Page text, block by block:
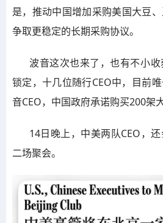
是，推动中国增加采购美国大豆、
争取更稳定的长期采购协议。
波音这次也来了，也有不小
锁定，十几位随行CEO中，目前
音CEO，中国政府承诺购买200架
14日晚上，中美两队CEO，
二场聚会。